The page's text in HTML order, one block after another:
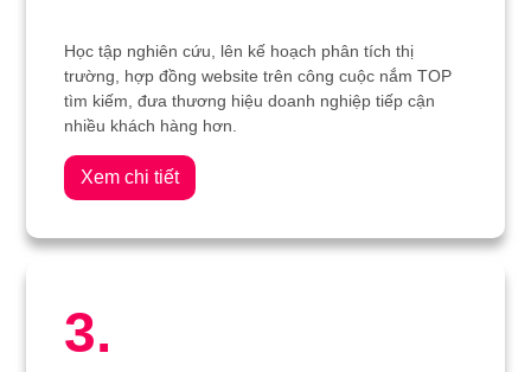
Học tập nghiên cứu, lên kế hoạch phân tích thị
trường, hợp đồng website trên công cuộc nắm TOP
tìm kiếm, đưa thương hiệu doanh nghiệp tiếp cận
nhiều khách hàng hơn.
Xem chi tiết
3.